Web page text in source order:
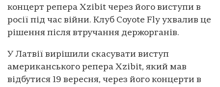
концерт репера Xzibit через його виступи в
росії під час війни. Клуб Coyote Fly ухвалив це
рішення після втручання держорганів.
У Латвії вирішили скасувати виступ
американського репера Xzibit, який мав
відбутися 19 вересня, через його концерти в